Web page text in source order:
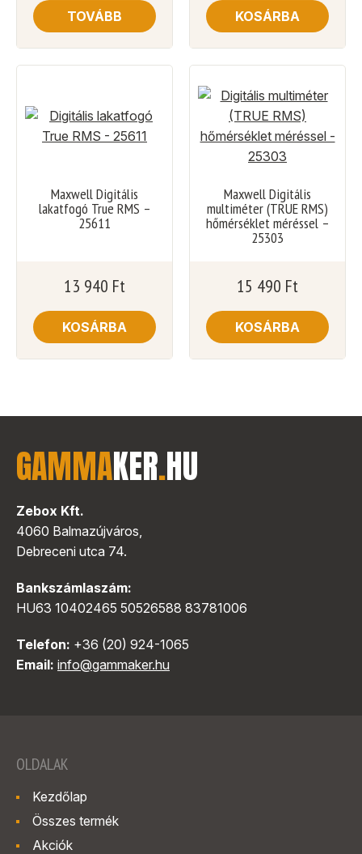
TOVÁBB KOSÁRBA
Maxwell Digitális
lakatfogó True RMS –
25611
13 940 Ft
KOSÁRBA
Maxwell Digitális
multiméter (TRUE RMS)
hőmérséklet méréssel –
25303
15 490 Ft
KOSÁRBA
GAMMAKER.HU
Zebox Kft.
4060 Balmazújváros,
Debreceni utca 74.
Bankszámlaszám:
HU63 10402465 50526588 83781006
Telefon: +36 (20) 924-1065
Email: info@gammaker.hu
OLDALAK
Kezdőlap
Összes termék
Akciók